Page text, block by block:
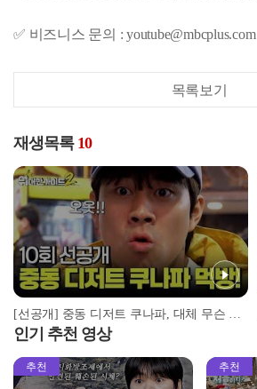
✅ 비즈니스 문의 : youtube@mbcplus.com
목록보기
재생목록 10
[선공개] 중동 디저트 쿠나파, 대체 무슨 맛이길래...?
인기 추천 영상
추천 추천